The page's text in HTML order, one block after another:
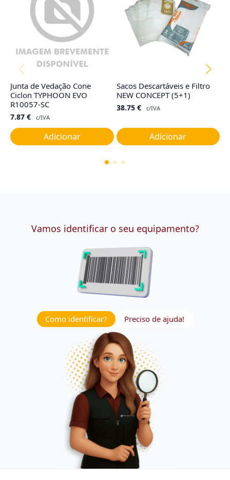
Junta de Vedação Cone
Ciclon TYPHOON EVO
R10057-SC
7.87 € c/IVA
Adicionar
Sacos Descartáveis e Filtro
NEW CONCEPT (5+1)
38.75 € c/IVA
Adicionar
Vamos identificar o seu equipamento?
Como identificar? Preciso de ajuda!